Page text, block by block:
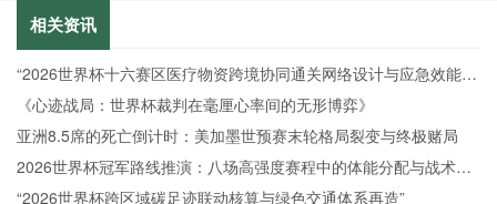
相关资讯
“2026世界杯十六赛区医疗物资跨境协同通关网络设计与应急效能提
升路径研究”
《心迹战局：世界杯裁判在毫厘心率间的无形博弈》
亚洲8.5席的死亡倒计时：美加墨世预赛末轮格局裂变与终极赌局
2026世界杯冠军路线推演：八场高强度赛程中的体能分配与战术冗
余
“2026世界杯跨区域碳足迹联动核算与绿色交通体系再造”